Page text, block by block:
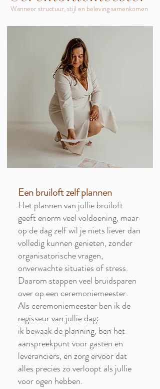
Wanneer structuur, stijl en beleving samenkomen
Een bruiloft zelf plannen
Het plannen van jullie bruiloft
geeft enorm veel voldoening, maar
op de dag zelf wil je niets liever dan
volledig kunnen genieten, zonder
organisatorische vragen,
onverwachte situaties of stress.
Daarom stappen veel bruidsparen
over op een ceremoniemeester.
Als ceremoniemeester ben ik de
regisseur van jullie dag:
ik bewaak de planning, ben het
aanspreekpunt voor gasten en
leveranciers, en zorg ervoor dat
alles precies zo verloopt als jullie
voor ogen hebben.